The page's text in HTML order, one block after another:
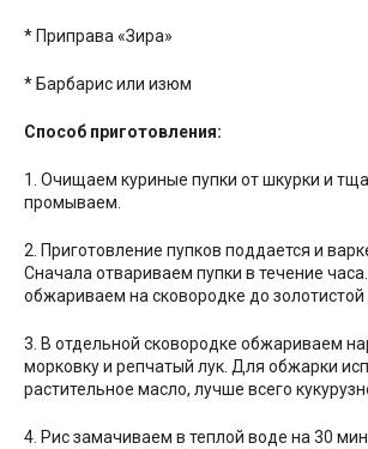
* Приправа «Зира»
* Барбарис или изюм
Способ приготовления:
1. Очищаем куриные пупки от шкурки и
промываем.
2. Приготовление пупков поддается и
Сначала отвариваем пупки в течение
обжариваем на сковородке до золотистой
3. В отдельной сковородке обжариваем
морковку и репчатый лук. Для обжарки
растительное масло, лучше всего
4. Рис замачиваем в теплой воде на 30